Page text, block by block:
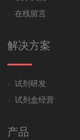
在线留言
解决方案
试剂研发
试剂盒经营
产品